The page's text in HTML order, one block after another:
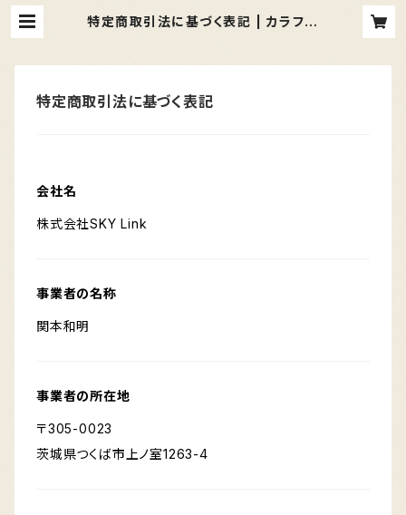
特定商取引法に基づく表記 | カラフル
特定商取引法に基づく表記
会社名
株式会社SKY Link
事業者の名称
関本和明
事業者の所在地
〒305-0023
茨城県つくば市上ノ室1263-4